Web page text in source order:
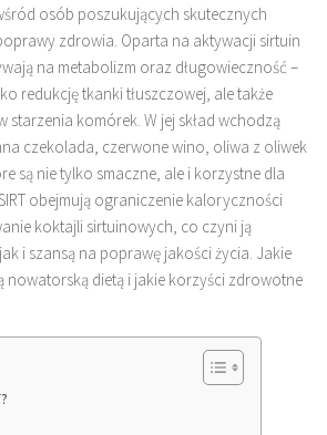
osób poszukujących skutecznych
zdrowia. Oparta na aktywacji sirtuin
na metabolizm oraz długowieczność –
redukcję tkanki tłuszczowej, ale także
starzenia komórek. W jej skład wchodzą
czekolada, czerwone wino, oliwa z oliwek
są nie tylko smaczne, ale i korzystne dla
obejmują ograniczenie kaloryczności
koktajli sirtuinowych, co czyni ją
i szansą na poprawę jakości życia. Jakie
nowatorską dietą i jakie korzyści zdrowotne